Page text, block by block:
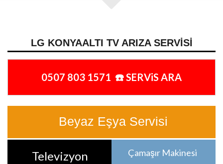
LG KONYAALTI TV ARIZA SERVISI
0507 803 1571 ☎️ SERViS ARA
Beyaz Eşya Servisi
Televizyon Çamaşır Makinesi